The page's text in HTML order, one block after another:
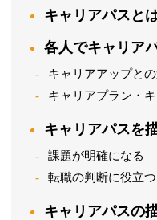
キャリアパスと
各人でキャリア
キャリアアップと
キャリアプラン・
キャリアパスを
課題が明確になる
転職の判断に役立つ
キャリアパスの